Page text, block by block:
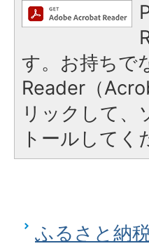
す。お持ちで
Reader（
リックして、
トールしてく
ふるさと納